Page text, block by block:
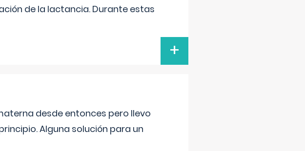
de la lactancia. Durante estas
+
desde entonces pero llevo
Alguna solución para un